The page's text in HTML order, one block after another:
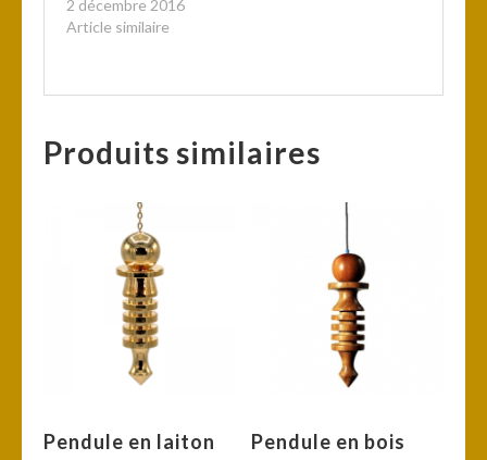
2 décembre 2016
Article similaire
Produits similaires
Pendule en laiton
Pendule en bois